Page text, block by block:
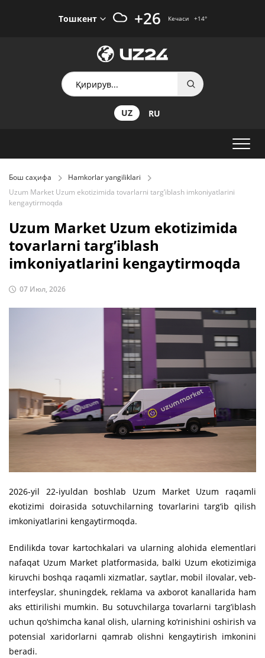
Тошкент +26 Кечаси +14°
UZ RU
Бош саҳифа
Hamkorlar yangiliklari
Uzum Market Uzum ekotizimida tovarlarni targ’iblash imkoniyatlarini
kengaytirmoqda
Uzum Market Uzum ekotizimida
tovarlarni targ’iblash
imkoniyatlarini kengaytirmoqda
07 Июл, 2026
2026-yil 22-iyuldan boshlab Uzum Market Uzum raqamli
ekotizimi doirasida sotuvchilarning tovarlarini targ‘ib qilish
imkoniyatlarini kengaytirmoqda.
Endilikda tovar kartochkalari va ularning alohida elementlari
nafaqat Uzum Market platformasida, balki Uzum ekotizimiga
kiruvchi boshqa raqamli xizmatlar, saytlar, mobil ilovalar, veb-
interfeyslar, shuningdek, reklama va axborot kanallarida ham
aks ettirilishi mumkin. Bu sotuvchilarga tovarlarni targ’iblash
uchun qo‘shimcha kanal olish, ularning ko‘rinishini oshirish va
potensial xaridorlarni qamrab olishni kengaytirish imkonini
beradi.